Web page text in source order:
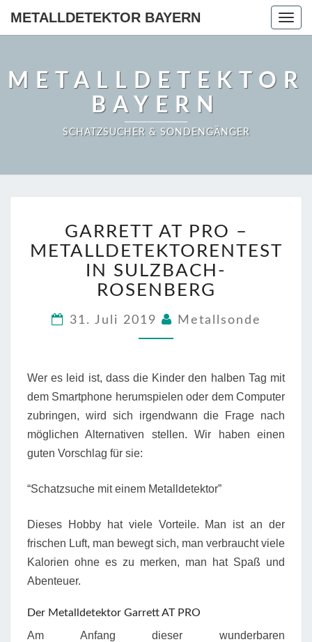
METALLDETEKTOR BAYERN
METALLDETEKTOR
BAYERN
SCHATZSUCHER & SONDENGÄNGER
AT
PRO
–
IN
ROSENBERG
GARRETT AT PRO –
METALLDETEKTORENTEST
IN SULZBACH-
ROSENBERG
31. Juli 2019 Metallsonde
Wer es leid ist, dass die Kinder den halben Tag mit
dem Smartphone herumspielen oder dem Computer
zubringen, wird sich irgendwann die Frage nach
möglichen Alternativen stellen. Wir haben einen
guten Vorschlag für sie:
“Schatzsuche mit einem Metalldetektor”
Dieses Hobby hat viele Vorteile. Man ist an der
frischen Luft, man bewegt sich, man verbraucht viele
Kalorien ohne es zu merken, man hat Spaß und
Abenteuer.
Der Metalldetektor Garrett AT PRO
Am Anfang dieser wunderbaren